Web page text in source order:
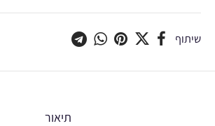
שיתוף
תיאור